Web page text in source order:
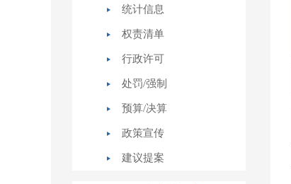
统计信息
权责清单
行政许可
处罚/强制
预算/决算
政策宣传
建议提案